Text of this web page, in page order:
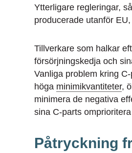
Ytterligare regleringar,
producerade utanför
Tillverkare som halkar
försörjningskedja och
Vanliga problem kring
höga minimikvantiteter,
minimera de negativa
sina C-parts
Påtryckning